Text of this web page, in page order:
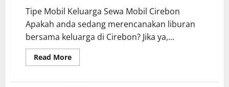
Tipe Mobil Keluarga Sewa Mobil Cirebon
Apakah anda sedang merencanakan liburan
bersama keluarga di Cirebon? Jika ya,...
Read MoreRead
more